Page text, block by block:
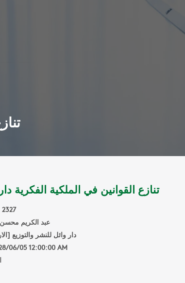
تنازع القوانين في الملكية الفكرية
2327
عبد الكريم محسن
دار وائل للنشر والتوزيع
06/05 12:00:00 AM